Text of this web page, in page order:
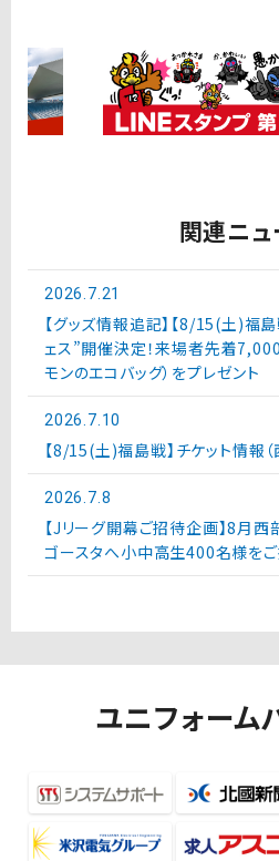
関連ニュ
2026.7.21
【グッズ情報追記】【8/15(土)福
ェス”開催決定！来場者先着
モンのエコバッグ）をプレゼント
2026.7.10
【8/15(土)福島戦】チケット情報
2026.7.8
【Jリーグ開幕ご招待企画】8月
ゴースタへ小中高生400名様を
ユニフォーム